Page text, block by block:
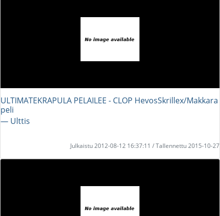
ULTIMATEKRAPULA PELAILEE - CLOP HevosSkrillex/Makkara
peli
― Ulttis
Julkaistu 2012-08-12 16:37:11 / Tallennettu 2015-10-27